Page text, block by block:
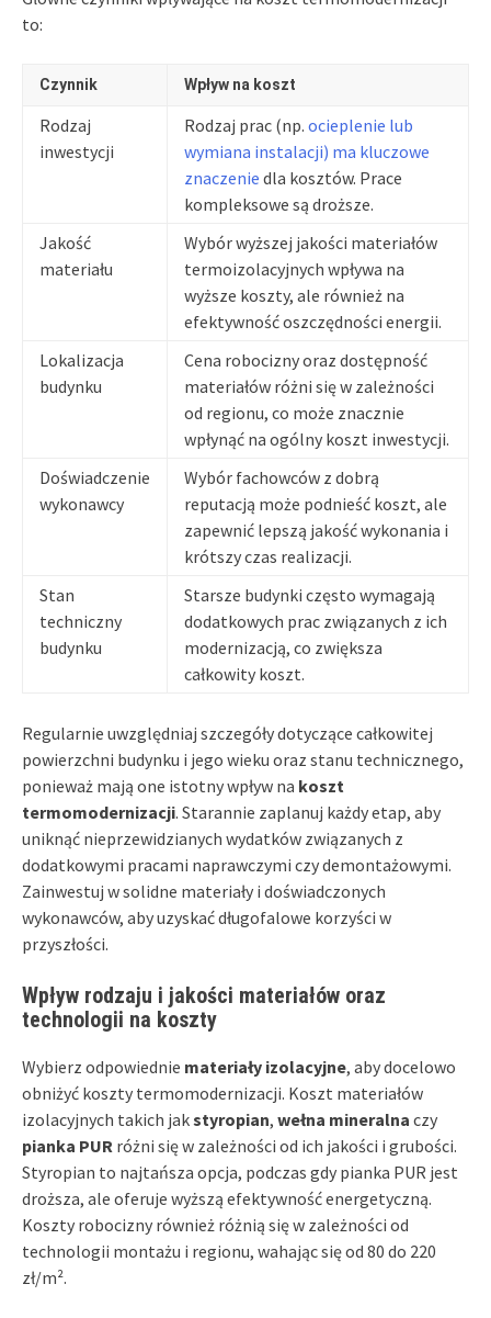
to:
Czynnik Wpływ na koszt
Rodzaj
inwestycji
Rodzaj prac (np. ocieplenie lub
wymiana instalacji) ma kluczowe
znaczenie dla kosztów. Prace
kompleksowe są droższe.
Jakość
materiału
Wybór wyższej jakości materiałów
termoizolacyjnych wpływa na
wyższe koszty, ale również na
efektywność oszczędności energii.
Lokalizacja
budynku
Cena robocizny oraz dostępność
materiałów różni się w zależności
od regionu, co może znacznie
wpłynąć na ogólny koszt inwestycji.
Doświadczenie
wykonawcy
Wybór fachowców z dobrą
reputacją może podnieść koszt, ale
zapewnić lepszą jakość wykonania i
krótszy czas realizacji.
Stan
techniczny
budynku
Starsze budynki często wymagają
dodatkowych prac związanych z ich
modernizacją, co zwiększa
całkowity koszt.
Regularnie uwzględniaj szczegóły dotyczące całkowitej
powierzchni budynku i jego wieku oraz stanu technicznego,
ponieważ mają one istotny wpływ na koszt
termomodernizacji. Starannie zaplanuj każdy etap, aby
uniknąć nieprzewidzianych wydatków związanych z
dodatkowymi pracami naprawczymi czy demontażowymi.
Zainwestuj w solidne materiały i doświadczonych
wykonawców, aby uzyskać długofalowe korzyści w
przyszłości.
Wpływ rodzaju i jakości materiałów oraz
technologii na koszty
Wybierz odpowiednie materiały izolacyjne, aby docelowo
obniżyć koszty termomodernizacji. Koszt materiałów
izolacyjnych takich jakstyropian, wełna mineralna czy
pianka PUR różni się w zależności od ich jakości i grubości.
Styropian to najtańsza opcja, podczas gdy pianka PUR jest
droższa, ale oferuje wyższą efektywność energetyczną.
Koszty robocizny również różnią się w zależności od
technologii montażu i regionu, wahając się od 80 do 220
zł/m².